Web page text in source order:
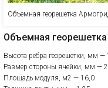
Объемная георешетка
Объемная
Высота ребра георешетки, мм —
Размер стороны ячейки, мм —
Площадь модуля, м2 — 16,0